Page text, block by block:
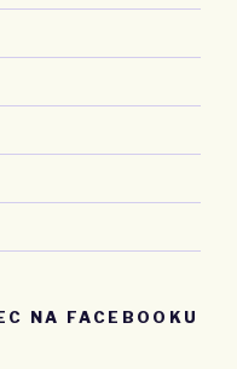
NA FACEBOOKU